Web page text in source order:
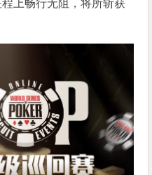
上畅行无阻，将所斩获